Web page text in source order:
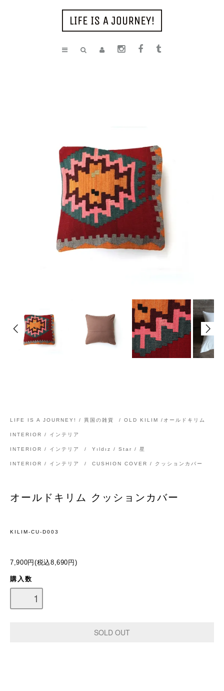
LIFE IS A JOURNEY! / 異国の雑貨 / OLD KILIM /オールドキリム
INTERIOR / インテリア
INTERIOR / インテリア / Yıldız / Star / 星
INTERIOR / インテリア / CUSHION COVER / クッションカバー
オールドキリム クッションカバー
KILIM-CU-D003
7,900円(税込8,690円)
購入数